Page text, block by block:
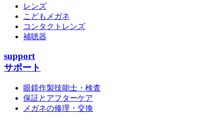
レンズ
こどもメガネ
コンタクトレンズ
補聴器
support
サポート
眼鏡作製技能士・検査
保証とアフターケア
メガネの修理・交換